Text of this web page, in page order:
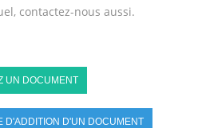
contactez-nous aussi.
UN DOCUMENT
D'ADDITION D'UN DOCUMENT